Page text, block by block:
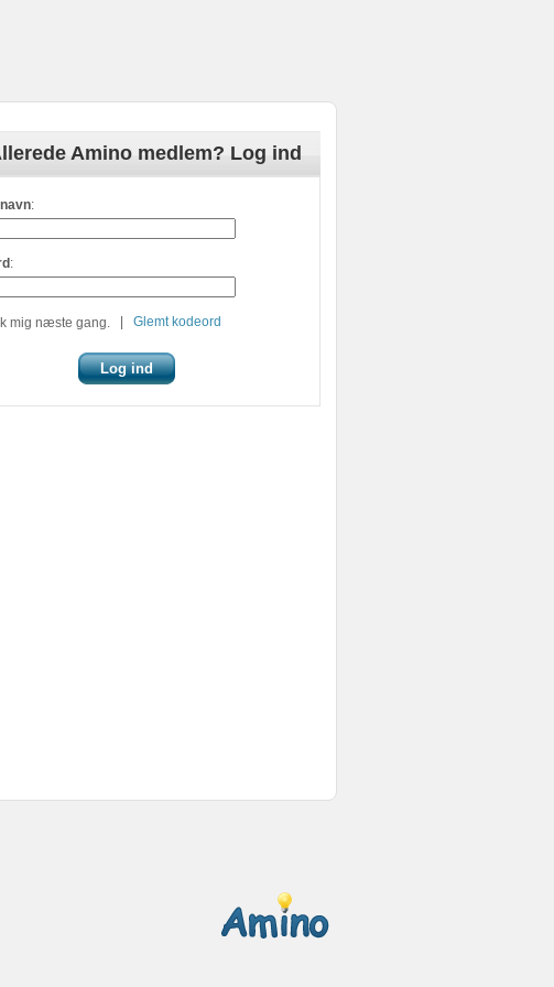
Amino medlem? Log ind
:
:
mig næste gang. Glemt kodeord